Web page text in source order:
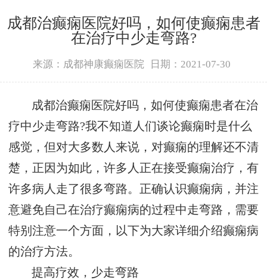
成都治癫痫医院好吗，如何使癫痫患者
在治疗中少走弯路?
来源：成都神康癫痫医院 日期：2021-07-30
成都治癫痫医院好吗，如何使癫痫患者在治
疗中少走弯路?我不知道人们谈论癫痫时是什么
感觉，但对大多数人来说，对癫痫的理解还不清
楚，正因为如此，许多人正在接受癫痫治疗，有
许多病人走了很多弯路。正确认识癫痫病，并注
意避免自己在治疗癫痫病的过程中走弯路，需要
特别注意一个方面，以下为大家详细介绍癫痫病
的治疗方法。
提高疗效，少走弯路